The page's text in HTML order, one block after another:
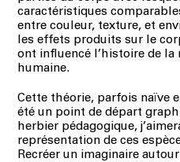
caractéristiques
entre couleur, texture, et
les effets produits sur le
ont influencé l’histoire de la
humaine.
Cette théorie, parfois naïve
été un point de départ
herbier pédagogique,
représentation de ces
Recréer un imaginaire